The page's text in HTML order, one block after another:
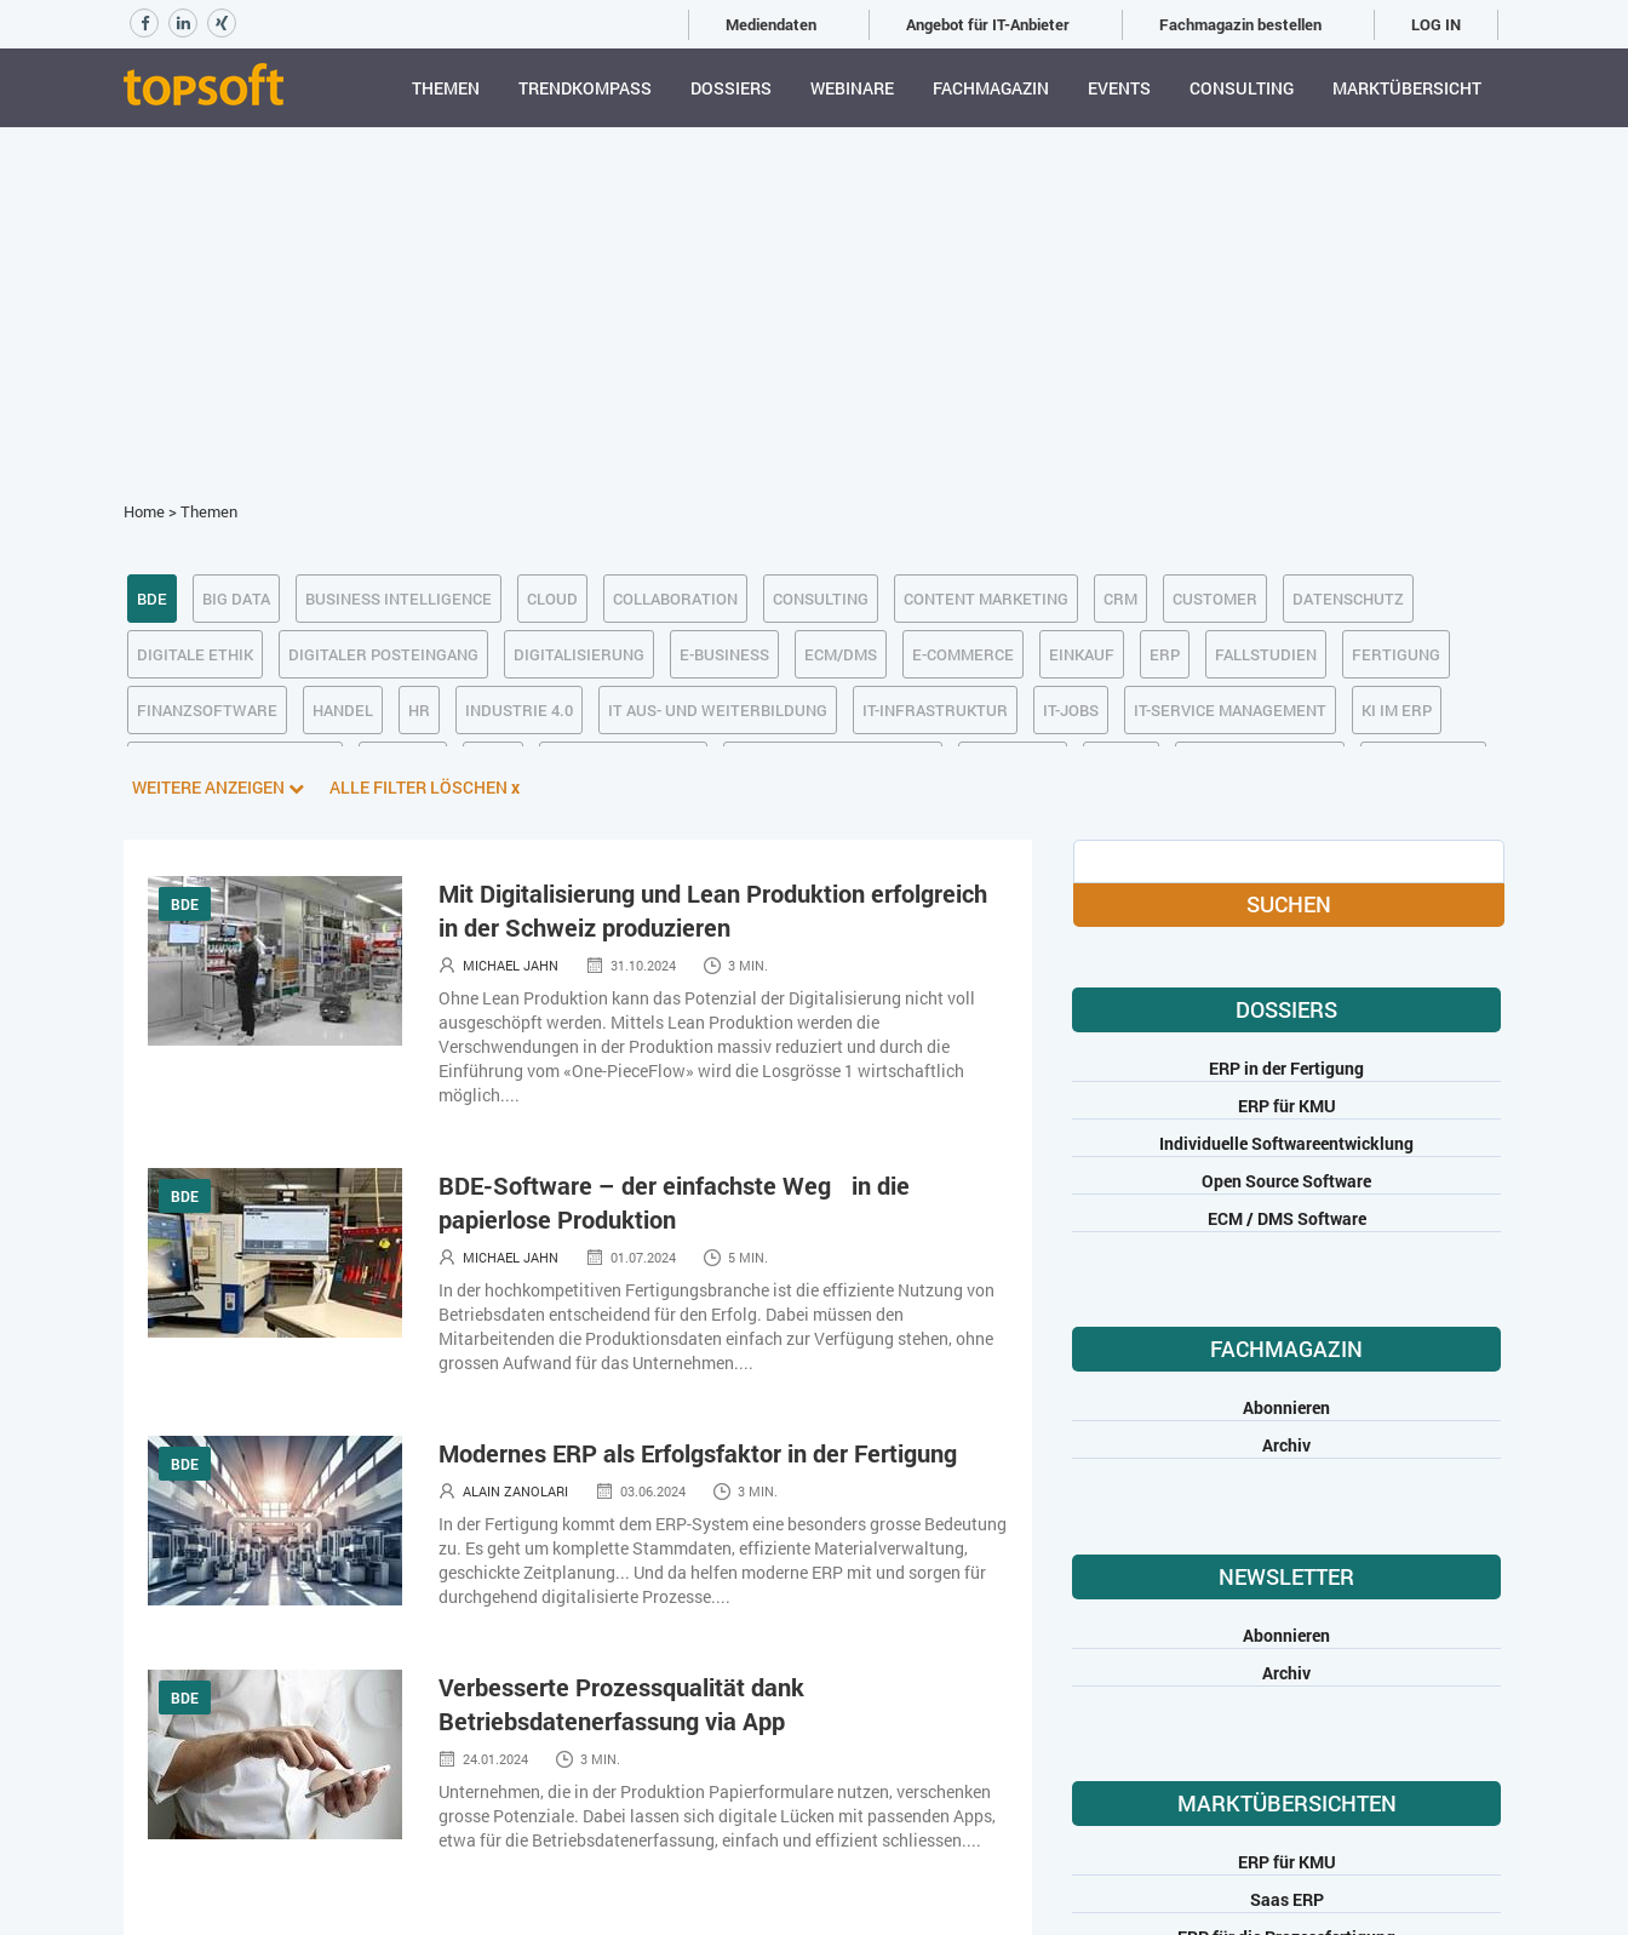
Mediendaten Angebot für IT-Anbieter Fachmagazin bestellen LOG IN
THEMEN TRENDKOMPASS DOSSIERS WEBINARE FACHMAGAZIN EVENTS CONSULTING MARKTÜBERSICHT
Home>Themen
BDE BIG DATA BUSINESS INTELLIGENCE CLOUD COLLABORATION CONSULTING CONTENT MARKETING CRM CUSTOMER DATENSCHUTZ
DIGITALE ETHIK DIGITALER POSTEINGANG DIGITALISIERUNG E-BUSINESS ECM/DMS E-COMMERCE EINKAUF ERP FALLSTUDIEN FERTIGUNG
FINANZSOFTWARE HANDEL HR INDUSTRIE 4.0 IT AUS- UND WEITERBILDUNG IT-INFRASTRUKTUR IT-JOBS IT-SERVICE MANAGEMENT KI IM ERP
SOFTWAREENTWICKLUNG SWONET
WEBDESIGN WEB-SHOP ZEITWIRTSCHAFT
WEITERE ANZEIGEN ALLE FILTER LÖSCHEN x
BDE
Mit Digitalisierung und Lean Produktion erfolgreich
in der Schweiz produzieren
MICHAEL JAHN 31.10.2024 3 MIN.
Ohne Lean Produktion kann das Potenzial der Digitalisierung nicht voll
ausgeschöpft werden. Mittels Lean Produktion werden die
Verschwendungen in der Produktion massiv reduziert und durch die
Einführung vom «One-PieceFlow» wird die Losgrösse 1 wirtschaftlich
möglich....
BDE
BDE-Software – der einfachste Weg in die
papierlose Produktion
MICHAEL JAHN 01.07.2024 5 MIN.
In der hochkompetitiven Fertigungsbranche ist die effiziente Nutzung von
Betriebsdaten entscheidend für den Erfolg. Dabei müssen den
Mitarbeitenden die Produktionsdaten einfach zur Verfügung stehen, ohne
grossen Aufwand für das Unternehmen....
BDE Modernes ERP als Erfolgsfaktor in der Fertigung
ALAIN ZANOLARI 03.06.2024 3 MIN.
In der Fertigung kommt dem ERP-System eine besonders grosse Bedeutung
zu. Es geht um komplette Stammdaten, effiziente Materialverwaltung,
geschickte Zeitplanung... Und da helfen moderne ERP mit und sorgen für
durchgehend digitalisierte Prozesse....
BDE
Verbesserte Prozessqualität dank
Betriebsdatenerfassung via App
24.01.2024 3 MIN.
Unternehmen, die in der Produktion Papierformulare nutzen, verschenken
grosse Potenziale. Dabei lassen sich digitale Lücken mit passenden Apps,
etwa für die Betriebsdatenerfassung, einfach und effizient schliessen....
SUCHEN
DOSSIERS
ERP in der Fertigung
ERP für KMU
Individuelle Softwareentwicklung
Open Source Software
ECM / DMS Software
FACHMAGAZIN
Abonnieren
Archiv
NEWSLETTER
Abonnieren
Archiv
MARKTÜBERSICHTEN
ERP für KMU
Saas ERP